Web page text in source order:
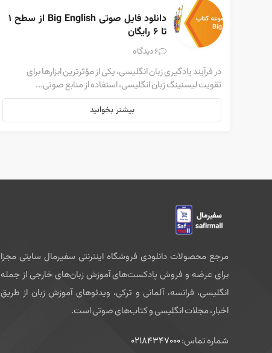
تا ۶ رایگان
6 دیدگاه
در فرآیند یادگیری زبان انگلیسی، یکی از مؤثرترین ابزارها برای
تقویت لیسنینگ زبان انگلیسی، استفاده از منابع صوتی...
بیشتر بخوانید
مرجع محصولات دانلودی فروشگاه اینترنتی سفیرمال سایتی مجزا
برای عرضه و فروش پادکست‌های آموزش زبان‌های خارجی از جمله
انگلیسی، فرانسه، آلمانی و ترکی، ویدئوهای آموزش زبان از طریق
اخبار، مجلات انگلیسی و کتاب‌های صوتی است.
شماره تماس:02184347000